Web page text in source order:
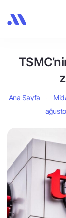
Ana Sayfa